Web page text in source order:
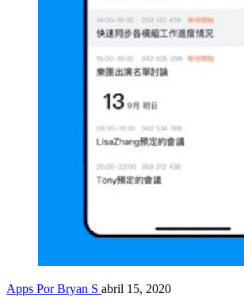
Apps Por Bryan S abril 15, 2020